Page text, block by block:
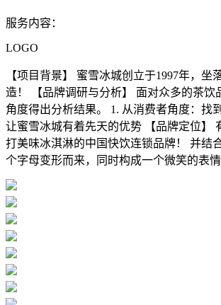
服务内容：
LOGO
【项目背景】 蜜雪冰城创立于1997年，
造！ 【品牌调研与分析】 面对众多的茶
角度得出分析结果。 1. 从消费者角度：找
让蜜雪冰城有着先天的优势 【品牌定位】
打美味冰淇淋的中国快饮连锁品牌！ 并结
个字母变形而来，同时构成一个微笑的表